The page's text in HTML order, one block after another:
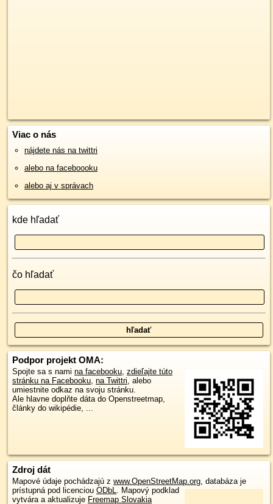
Viac o nás
nájdete nás na twittri
alebo na faceboooku
alebo aj v správach
kde hľadať
čo hľadať
Podpor projekt OMA:
Spojte sa s nami na facebooku, zdieľajte túto
stránku na Facebooku, na Twittri, alebo
umiestnite odkaz na svoju stránku.
Ale hlavne doplňte dáta do Openstreetmap,
články do wikipédie, ...
Zdroj dát
Mapové údaje pochádzajú z www.OpenStreetMap.org, databáza je
prístupná pod licenciou ODbL. Mapový podklad
vytvára a aktualizuje Freemap Slovakia